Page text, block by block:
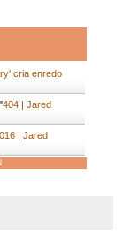
cria enredo
404 | Jared
| Jared